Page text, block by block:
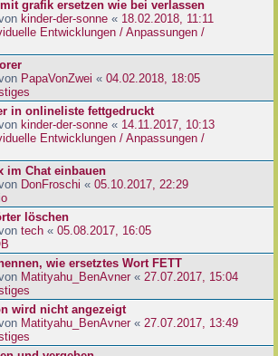
grafik ersetzen wie bei verlassen
kinder-der-sonne « 18.02.2018, 11:11
Entwicklungen / Anpassungen /
PapaVonZwei « 04.02.2018, 18:05
in onlineliste fettgedruckt
kinder-der-sonne « 14.11.2017, 10:13
Entwicklungen / Anpassungen /
im Chat einbauen
DonFroschi « 05.10.2017, 22:29
löschen
tech « 05.08.2017, 16:05
wie ersetztes Wort FETT
Matityahu_BenAvner « 27.07.2017, 15:04
wird nicht angezeigt
Matityahu_BenAvner« 27.07.2017, 13:49